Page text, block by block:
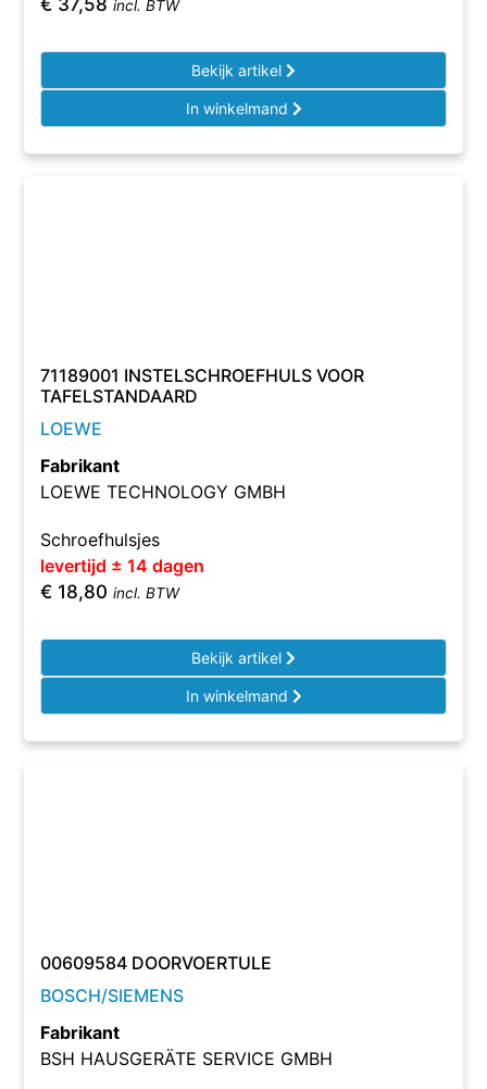
€ 37,58 incl. BTW
Bekijk artikel
In winkelmand
71189001 INSTELSCHROEFHULS VOOR
TAFELSTANDAARD
LOEWE
Fabrikant
LOEWE TECHNOLOGY GMBH
Schroefhulsjes
levertijd ± 14 dagen
€ 18,80 incl. BTW
Bekijk artikel
In winkelmand
00609584 DOORVOERTULE
BOSCH/SIEMENS
Fabrikant
BSH HAUSGERÄTE SERVICE GMBH